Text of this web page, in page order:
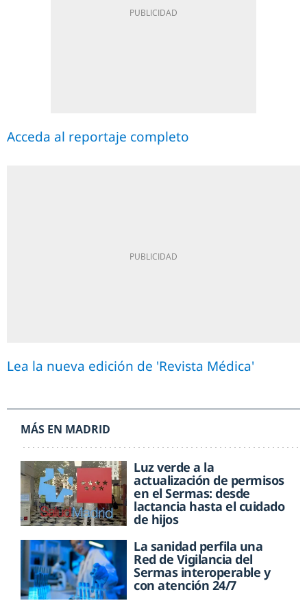
Acceda al reportaje completo
Lea la nueva edición de 'Revista Médica'
MÁS EN MADRID
Luz verde a la
actualización de permisos
en el Sermas: desde
lactancia hasta el cuidado
de hijos
La sanidad perfila una
Red de Vigilancia del
Sermas interoperable y
con atención 24/7